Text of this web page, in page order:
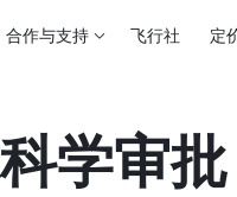
合作与支持 飞行社 定
学审批